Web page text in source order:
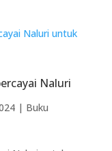
Naluri
| Buku